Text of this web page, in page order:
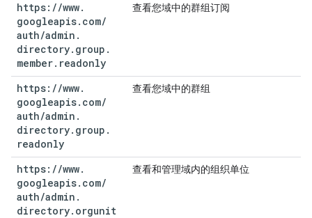
https: //www.
googleapis. com/
auth/admin .
directory. group .
member. readonly
查看您域中的群组订阅
https: //www.
googleapis. com/
auth/admin .
directory. group .
readonly
查看您域中的群组
https: //www.
googleapis. com/
auth/admin .
directory. orgunit
查看和管理域内的组织单位